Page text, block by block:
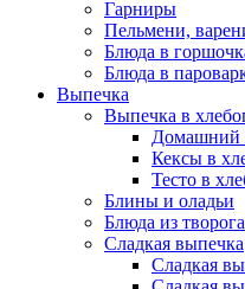
Гарниры
Пельмени,
Блюда в
Блюда в
Выпечка
Выпечка в
Домашний
Кексы в
Тесто в
Блины и оладьи
Блюда из творога
Сладкая выпечка
Сладкая